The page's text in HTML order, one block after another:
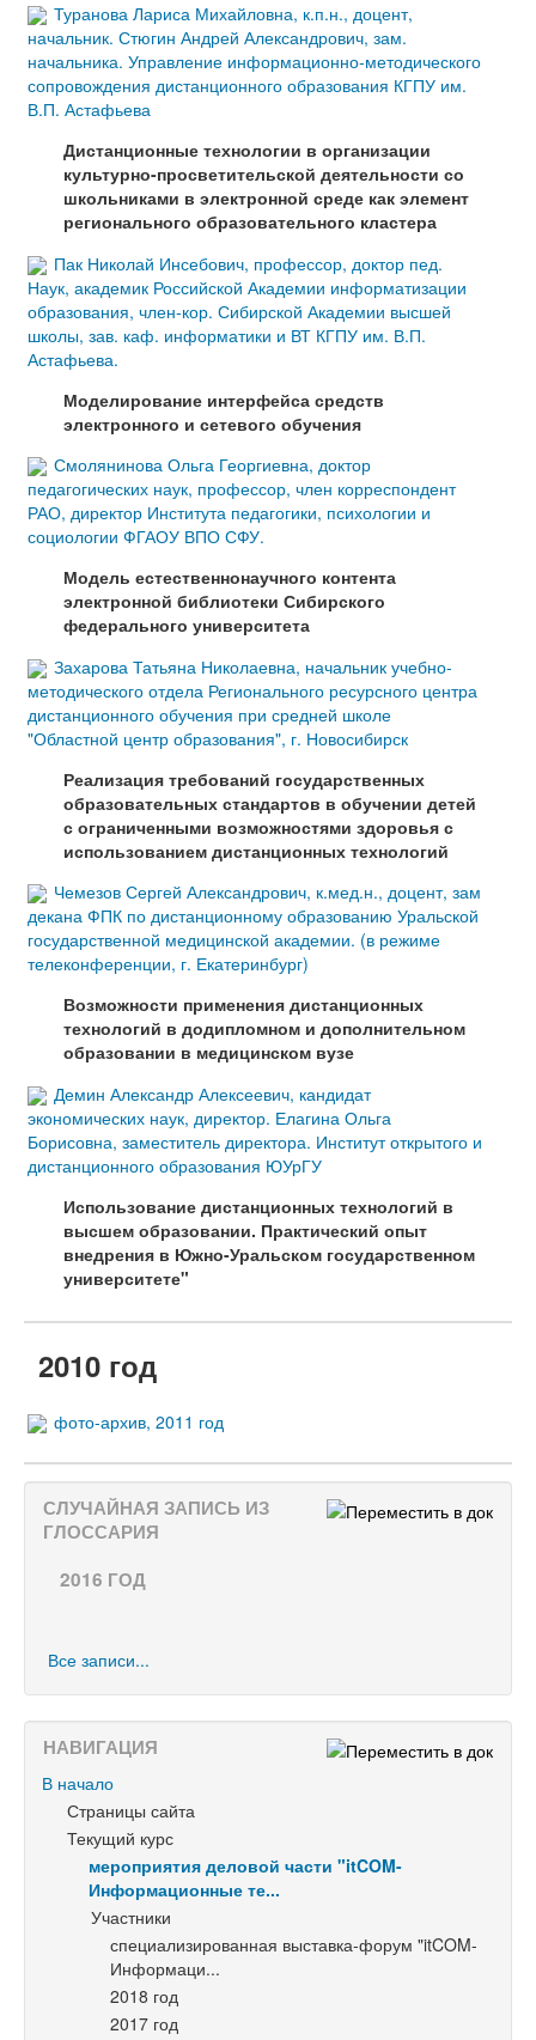
Туранова Лариса Михайловна, к.п.н., доцент,
начальник. Стюгин Андрей Александрович, зам.
начальника. Управление информационно-методического
сопровождения дистанционного образования КГПУ им.
В.П. Астафьева
Дистанционные технологии в организации
культурно-просветительской деятельности со
школьниками в электронной среде как элемент
регионального образовательного кластера
Пак Николай Инсебович, профессор, доктор пед.
Наук, академик Российской Академии информатизации
образования, член-кор. Сибирской Академии высшей
школы, зав. каф. информатики и ВТ КГПУ им. В.П.
Астафьева.
Моделирование интерфейса средств
электронного и сетевого обучения
Смолянинова Ольга Георгиевна, доктор
педагогических наук, профессор, член корреспондент
РАО, директор Института педагогики, психологии и
социологии ФГАОУ ВПО СФУ.
Модель естественнонаучного контента
электронной библиотеки Сибирского
федерального университета
Захарова Татьяна Николаевна, начальник учебно-
методического отдела Регионального ресурсного центра
дистанционного обучения при средней школе
"Областной центр образования", г. Новосибирск
Реализация требований государственных
образовательных стандартов в обучении детей
с ограниченными возможностями здоровья с
использованием дистанционных технологий
Чемезов Сергей Александрович, к.мед.н., доцент, зам
декана ФПК по дистанционному образованию Уральской
государственной медицинской академии. (в режиме
телеконференции, г. Екатеринбург)
Возможности применения дистанционных
технологий в додипломном и дополнительном
образовании в медицинском вузе
Демин Александр Алексеевич, кандидат
экономических наук, директор. Елагина Ольга
Борисовна, заместитель директора. Институт открытого и
дистанционного образования ЮУрГУ
Использование дистанционных технологий в
высшем образовании. Практический опыт
внедрения в Южно-Уральском государственном
университете"
2010 год
фото-архив, 2011 год
СЛУЧАЙНАЯ ЗАПИСЬ ИЗ
ГЛОССАРИЯ
2016 ГОД
Все записи...
НАВИГАЦИЯ
В начало
Страницы сайта
Текущий курс
мероприятия деловой части "itCOM-
Информационные те...
Участники
специализированная выставка-форум "itCOM-
Информаци...
2018 год
2017 год